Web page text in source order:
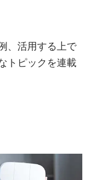
、活用する上で
トピックを連載